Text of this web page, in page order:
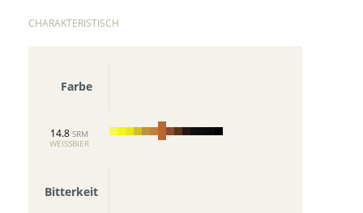
CHARAKTERISTISCH
Farbe
14.8 SRM
WEISSBIER
Bitterkeit